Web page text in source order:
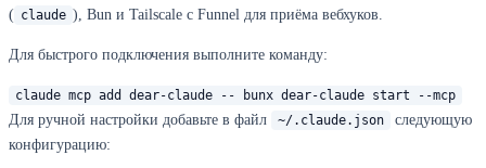
( claude ), Bun и Tailscale с Funnel для приёма вебхуков.
Для быстрого подключения выполните команду:
claude mcp add dear-claude -- bunx dear-claude start --mcp
Для ручной настройки добавьте в файл ~/.claude.json
следующую
конфигурацию: